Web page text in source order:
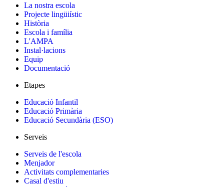
La nostra escola
Projecte lingüiístic
Història
Escola i família
L'AMPA
Instal·lacions
Equip
Documentació
Etapes
Educació Infantil
Educació Primària
Educació Secundària (ESO)
Serveis
Serveis de l'escola
Menjador
Activitats complementaries
Casal d'estiu